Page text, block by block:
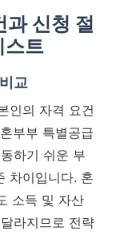
과 신청 절
스트
교
인의 자격 요건
부부 특별공급
하기 쉬운 부
차이입니다. 혼
소득 및 자산
라지므로 전략